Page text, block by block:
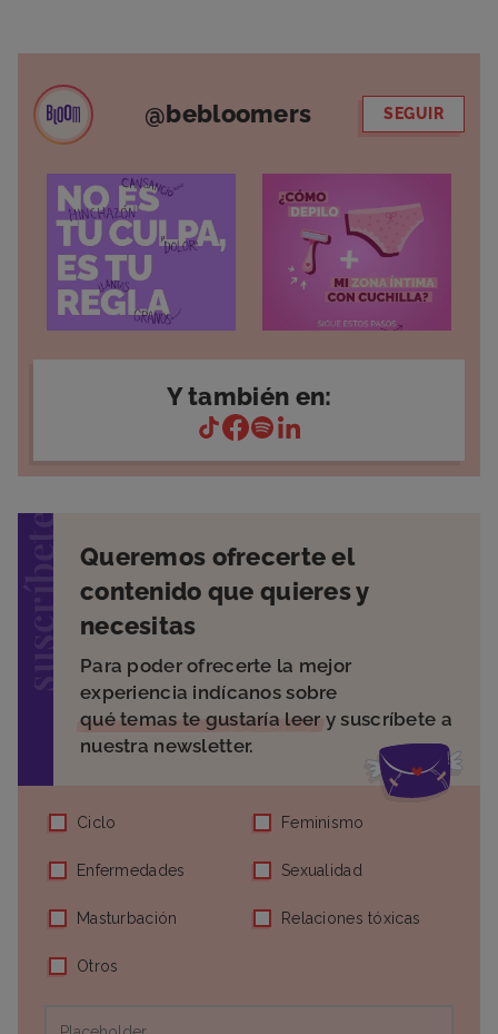
@bebloomers SEGUIR
Y también en:
Queremos ofrecerte el
contenido que quieres y
necesitas
Para poder ofrecerte la mejor
experiencia indícanos sobre
qué temas te gustaría leer y suscríbete a
nuestra newsletter.
Ciclo Feminismo
Enfermedades Sexualidad
Masturbación Relaciones tóxicas
Otros